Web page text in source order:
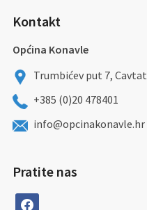
Kontakt
Općina Konavle
Trumbićev put 7, Cavtat
+385 (0)20 478401
info@opcinakonavle.hr
Pratite nas
facebook